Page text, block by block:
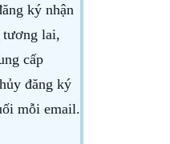
ký nhận
lai,
cấp
đăng ký
mỗi email.